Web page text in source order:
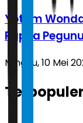
Yotam
Papua
Minggu, 10 Mei